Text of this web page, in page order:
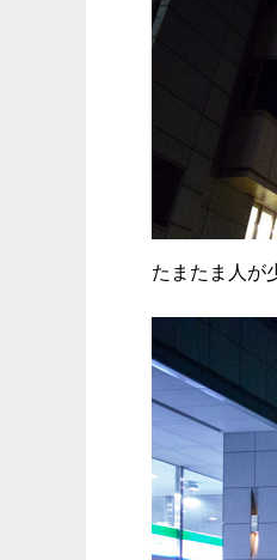
たまたま人が